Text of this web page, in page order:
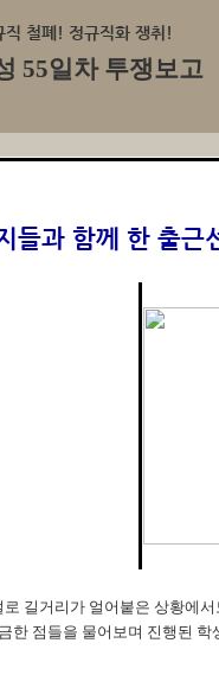
직 철폐! 정규직화 쟁취!
55일차 투쟁보고
들과 함께 한 출근
로 길거리가 얼어붙은 상황에
한 점들을 물어보며 진행된 학